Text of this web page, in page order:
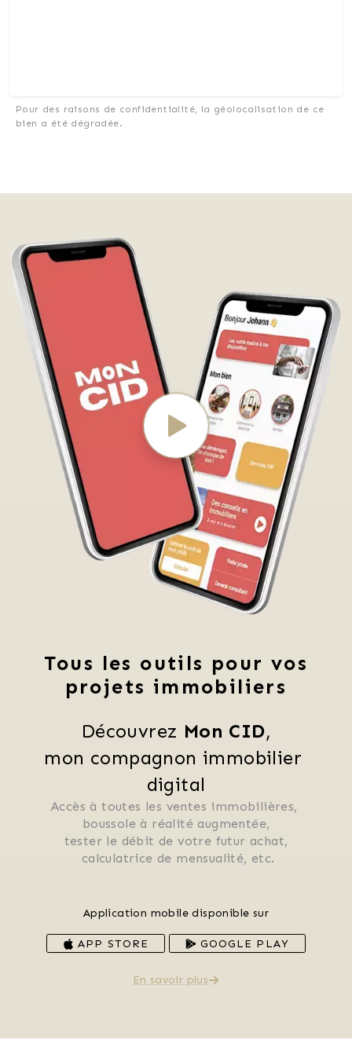
Pour des raisons de confidentialité, la géolocalisation de ce
bien a été dégradée.
Tous les outils pour vos
projets immobiliers
Découvrez Mon CID,
mon compagnon immobilier
digital
Accès à toutes les ventes immobilières,
boussole à réalité augmentée,
tester le débit de votre futur achat,
calculatrice de mensualité, etc.
Application mobile disponible sur
APP STORE GOOGLE PLAY
En savoir plus